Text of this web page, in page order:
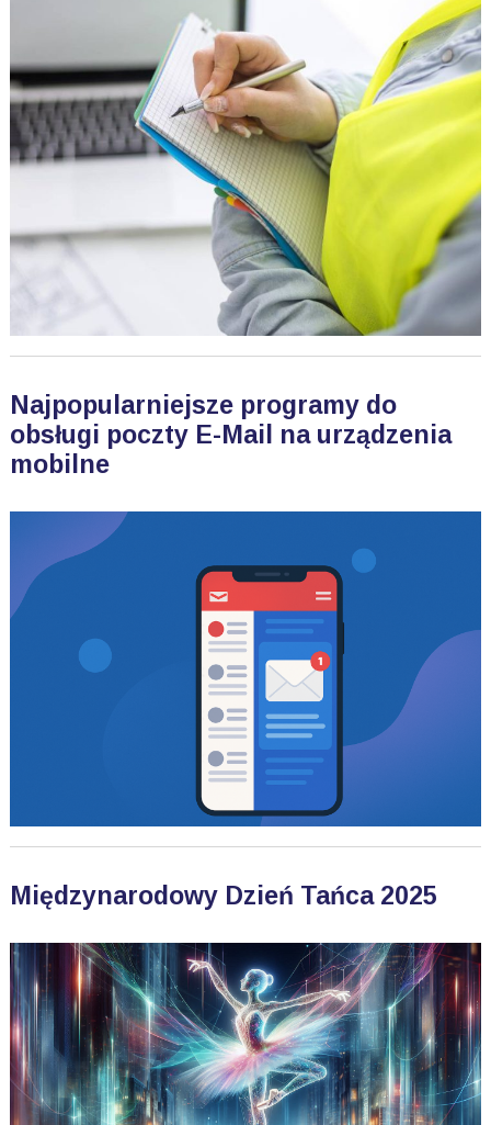
Najpopularniejsze programy do
obsługi poczty E-Mail na urządzenia
mobilne
Międzynarodowy Dzień Tańca 2025